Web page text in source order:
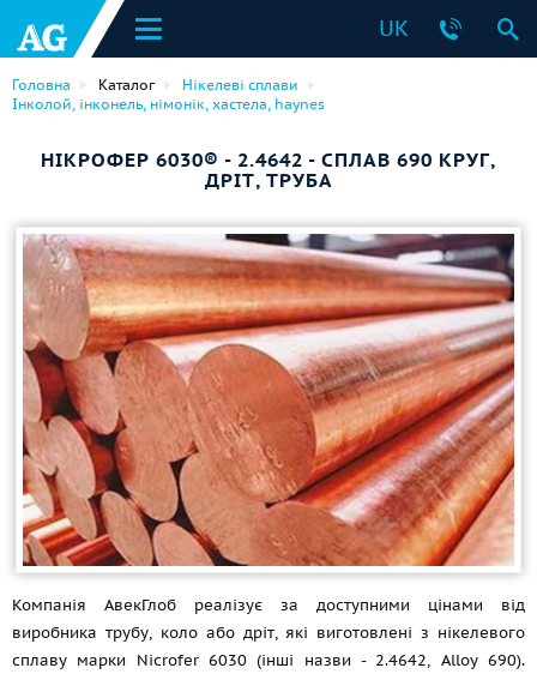
UK
Головна Каталог
Нікелеві сплави
Інколой, інконель, німонік, хастела, haynes
НІКРОФЕР 6030® - 2.4642 - СПЛАВ 690 КРУГ,
ДРІТ, ТРУБА
Компанія АвекГлоб реалізує за доступними цінами від
виробника трубу, коло або дріт, які виготовлені з нікелевого
сплаву марки Nicrofer 6030 (інші назви - 2.4642, Alloy 690).